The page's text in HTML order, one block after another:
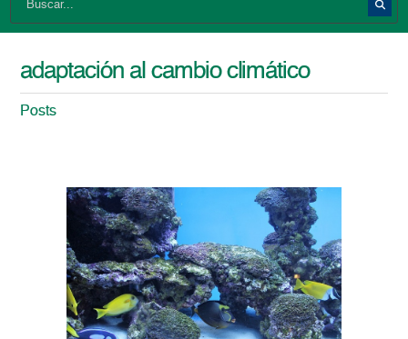
adaptación al cambio climático
Posts